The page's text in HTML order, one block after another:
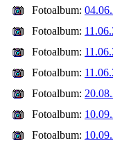
Fotoalbum:
Fotoalbum:
Fotoalbum:
Fotoalbum:
Fotoalbum:
Fotoalbum:
Fotoalbum: